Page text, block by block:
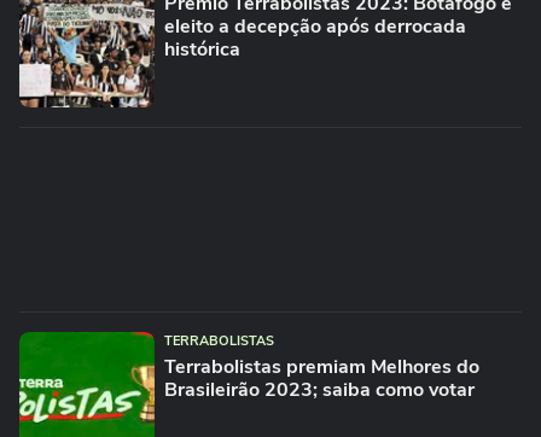
eleito a decepção após derrocada
histórica
TERRABOLISTAS
Terrabolistas premiam Melhores do
Brasileirão 2023; saiba como votar